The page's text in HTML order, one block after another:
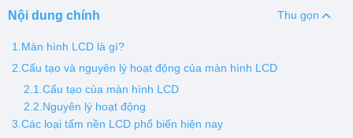
Nội dung chính Thu gọn
1.Màn hình LCD là gì?
2.Cấu tạo và nguyên lý hoạt động của màn hình LCD
2.1.Cấu tạo của màn hình LCD
2.2.Nguyên lý hoạt động
3.Các loại tấm nền LCD phổ biến hiện nay